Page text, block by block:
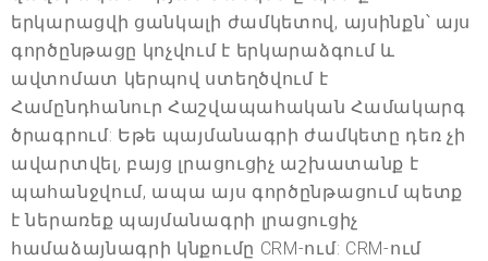
երկարացվի ցանկալի ժամկետով, այսինքն՝ այս
գործընթացը կոչվում է երկարաձգում և
ավտոմատ կերպով ստեղծվում է
Համընդհանուր Հաշվապահական Համակարգ
ծրագրում: Եթե պայմանագրի ժամկետը դեռ չի
ավարտվել, բայց լրացուցիչ աշխատանք է
պահանջվում, ապա այս գործընթացում պետք
է ներառեք պայմանագրի լրացուցիչ
համաձայնագրի կնքումը CRM-ում: CRM-ում